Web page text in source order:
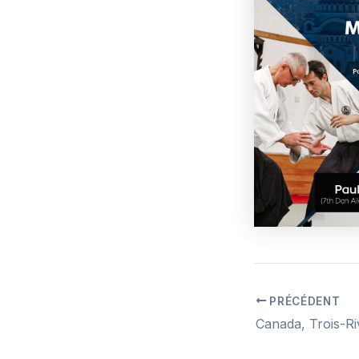
Navigation
des
PRÉCÉDENT